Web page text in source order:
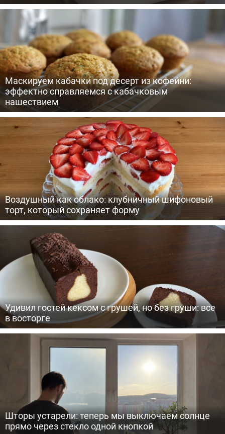
Маскируем кабачки под десерт из кофейни:
эффектно справляемся с кабачковым
нашествием
Воздушный как облако: клубничный шифоновый
торт, который сохраняет форму
Удивил гостей кексом с грушей, но без груши: все
в восторге
Шторы устарели: теперь мы выключаем солнце
прямо через стекло одной кнопкой